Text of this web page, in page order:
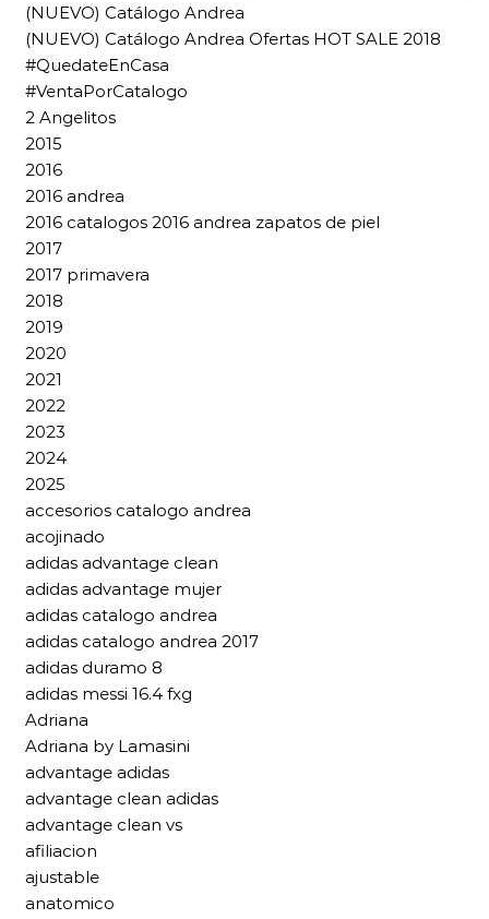
(NUEVO) Catálogo Andrea
(NUEVO) Catálogo Andrea Ofertas HOT SALE 2018
#QuedateEnCasa
#VentaPorCatalogo
2 Angelitos
2015
2016
2016 andrea
2016 catalogos 2016 andrea zapatos de piel
2017
2017 primavera
2018
2019
2020
2021
2022
2023
2024
2025
accesorios catalogo andrea
acojinado
adidas advantage clean
adidas advantage mujer
adidas catalogo andrea
adidas catalogo andrea 2017
adidas duramo 8
adidas messi 16.4 fxg
Adriana
Adriana by Lamasini
advantage adidas
advantage clean adidas
advantage clean vs
afiliacion
ajustable
anatomico